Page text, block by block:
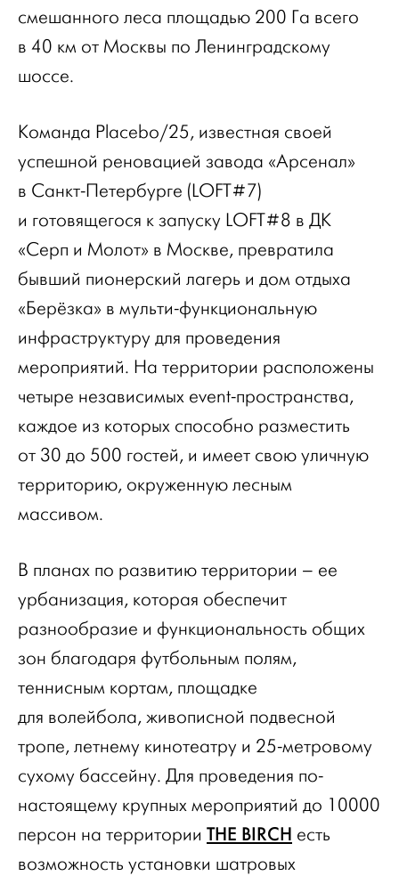
смешанного леса площадью 200 Га всего
в 40 км от Москвы по Ленинградскому
шоссе.
Команда Placebo/25, известная своей
успешной реновацией завода «Арсенал»
в Санкт-Петербурге (LOFT#7)
и готовящегося к запуску LOFT#8 в ДК
«Серп и Молот» в Москве, превратила
бывший пионерский лагерь и дом отдыха
«Берёзка» в мульти-функциональную
инфраструктуру для проведения
мероприятий. На территории расположены
четыре независимых event-пространства,
каждое из которых способно разместить
от 30 до 500 гостей, и имеет свою уличную
территорию, окруженную лесным
массивом.
В планах по развитию территории – ее
урбанизация, которая обеспечит
разнообразие и функциональность общих
зон благодаря футбольным полям,
теннисным кортам, площадке
для волейбола, живописной подвесной
тропе, летнему кинотеатру и 25-метровому
сухому бассейну. Для проведения по-
настоящему крупных мероприятий до 10000
персон на территории THE BIRCH есть
возможность установки шатровых